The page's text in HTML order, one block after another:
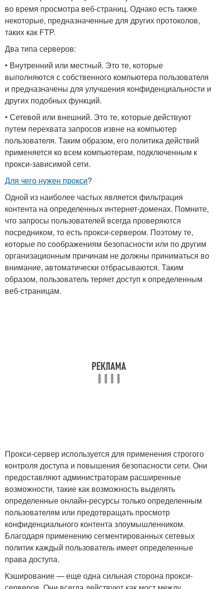
во время просмотра веб-страниц. Однако есть также
некоторые, предназначенные для других протоколов,
таких как FTP.
Два типа серверов:
• Внутренний или местный. Это те, которые
выполняются с собственного компьютера пользователя
и предназначены для улучшения конфиденциальности и
других подобных функций.
• Сетевой или внешний. Это те, которые действуют
путем перехвата запросов извне на компьютер
пользователя. Таким образом, его политика действий
применяется ко всем компьютерам, подключенным к
прокси-зависимой сети.
Для чего нужен прокси?
Одной из наиболее частых является фильтрация
контента на определенных интернет-доменах. Помните,
что запросы пользователей всегда проверяются
посредником, то есть прокси-сервером. Поэтому те,
которые по соображениям безопасности или по другим
организационным причинам не должны приниматься во
внимание, автоматически отбрасываются. Таким
образом, пользователь теряет доступ к определенным
веб-страницам.
Прокси-сервер используется для применения строгого
контроля доступа и повышения безопасности сети. Они
предоставляют администраторам расширенные
возможности, такие как возможность выделять
определенные онлайн-ресурсы только определенным
пользователям или предотвращать просмотр
конфиденциального контента злоумышленником.
Благодаря применению сегментированных сетевых
политик каждый пользователь имеет определенные
права доступа.
Кэширование — еще одна сильная сторона прокси-